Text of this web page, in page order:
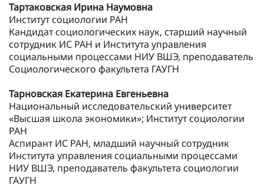
Тартаковская Ирина Наумовна
Институт социологии РАН
Кандидат социологических наук, старший научный
сотрудник ИС РАН и Института управления
социальными процессами НИУ ВШЭ, преподаватель
Социологического факультета ГАУГН
Тарновская Екатерина Евгеньевна
Национальный исследовательский университет
«Высшая школа экономики»; Институт социологии
РАН
Аспирант ИС РАН, младший научный сотрудник
Института управления социальными процессами
НИУ ВШЭ, преподаватель факультета социологии
ГАУГН